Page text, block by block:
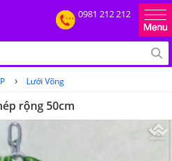
0981 212 212
› Lưới Võng
rộng 50cm